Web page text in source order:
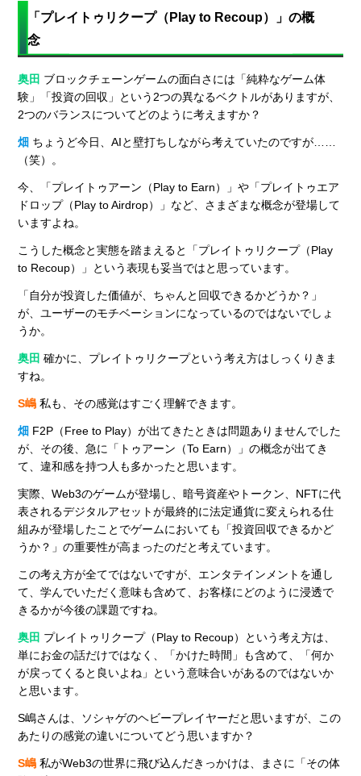
「プレイトゥリクープ（Play to Recoup）」の概
念
奥田 ブロックチェーンゲームの面白さには「純粋なゲーム体
験」「投資の回収」という2つの異なるベクトルがありますが、
2つのバランスについてどのように考えますか？
畑 ちょうど今日、AIと壁打ちしながら考えていたのですが……
（笑）。
今、「プレイトゥアーン（Play to Earn）」や「プレイトゥエア
ドロップ（Play to Airdrop）」など、さまざまな概念が登場して
いますよね。
こうした概念と実態を踏まえると「プレイトゥリクープ（Play
to Recoup）」という表現も妥当ではと思っています。
「自分が投資した価値が、ちゃんと回収できるかどうか？」
が、ユーザーのモチベーションになっているのではないでしょ
うか。
奥田確かに、プレイトゥリクープという考え方はしっくりきま
すね。
S嶋 私も、その感覚はすごく理解できます。
畑 F2P（Free to Play）が出てきたときは問題ありませんでした
が、その後、急に「トゥアーン（To Earn）」の概念が出てき
て、違和感を持つ人も多かったと思います。
実際、Web3のゲームが登場し、暗号資産やトークン、NFTに代
表されるデジタルアセットが最終的に法定通貨に変えられる仕
組みが登場したことでゲームにおいても「投資回収できるかど
うか？」の重要性が高まったのだと考えています。
この考え方が全てではないですが、エンタテインメントを通し
て、学んでいただく意味も含めて、お客様にどのように浸透で
きるかが今後の課題ですね。
奥田 プレイトゥリクープ（Play to Recoup）という考え方は、
単にお金の話だけではなく、「かけた時間」も含めて、「何か
が戻ってくると良いよね」という意味合いがあるのではないか
と思います。
S嶋さんは、ソシャゲのヘビープレイヤーだと思いますが、この
あたりの感覚の違いについてどう思いますか？
S嶋 私がWeb3の世界に飛び込んだきっかけは、まさに「その体